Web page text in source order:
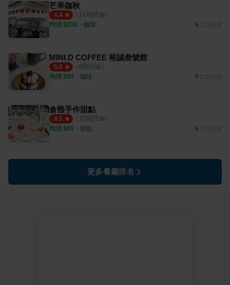
芒果咖秋
4.4 （ 11 則評論）
均消 $200 ・ 咖啡
MINI.D COFFEE 裕誠叁號館
5.0 （ 6則評論）
均消 $80 ・ 咖啡 2.15公里
倉熊手作甜點
4.5 （ 10則評論）
均消 $85 ・ 甜點 2.52公里
更多餐廳排名